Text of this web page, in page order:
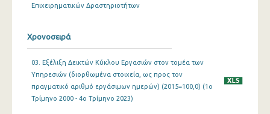
3o Τρίμηνο 2020
1o Τρίμηνο 2020
4o Τρίμηνο 2019
3o Τρίμηνο 2019
Επιχειρηματικών Δραστηριοτήτων
Χρονοσειρά
03. Εξέλιξη Δεικτών Κύκλου Εργασιών στον τομέα των
Υπηρεσιών (διορθωμένα στοιχεία, ως προς τον
πραγματικό αριθμό εργάσιμων ημερών) (2015=100,0) (1o
Τρίμηνο 2000 - 4o Τρίμηνο 2023)